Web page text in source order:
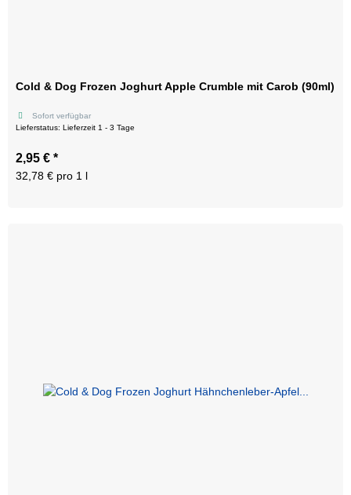
Cold & Dog Frozen Joghurt Apple Crumble mit Carob (90ml)
Sofort verfügbar
Lieferstatus: Lieferzeit 1 - 3 Tage
2,95 € *
32,78 € pro 1 l